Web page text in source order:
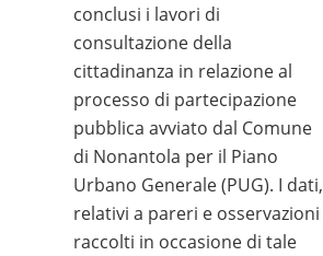
conclusi i lavori di
consultazione della
cittadinanza in relazione al
processo di partecipazione
pubblica avviato dal Comune
di Nonantola per il Piano
Urbano Generale (PUG). I dati,
relativi a pareri e osservazioni
raccolti in occasione di tale